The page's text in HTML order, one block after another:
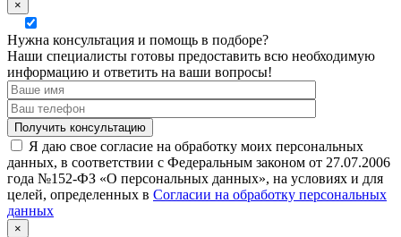
×
Нужна консультация и помощь в подборе?
Наши специалисты готовы предоставить всю необходимую
информацию и ответить на ваши вопросы!
Я даю свое согласие на обработку моих персональных
данных, в соответствии с Федеральным законом от 27.07.2006
года №152-ФЗ «О персональных данных», на условиях и для
целей, определенных в Согласии на обработку персональных
данных
×